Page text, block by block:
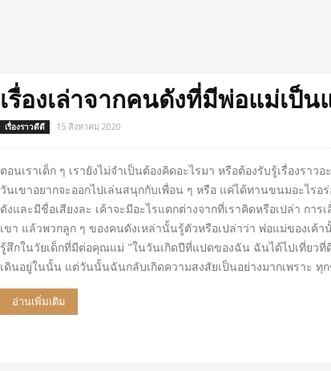
เรื่องเล่าจากคนดังที่มีพ่อแม่เป็
เรื่องราวดีดี 15 สิงหาคม 2020
ตอนเราเด็ก ๆ เรายังไม่จำเป็นต้องคิดอะไรมา หรือต้องรับรู้เรื่องร
วันเขาอยากจะออกไปเล่นสนุกกับเพื่อน ๆ หรือ แค่ได้ทานขนมอะไร
ดังและมีชื่อเสียงละ เค้าจะมีอะไรแตกต่างจากที่เราคิดหรือเปล่า ก
เขา แล้วพวกลูก ๆ ของคนดังเหล่านั้นรู้ตัวหรือเปล่าว่า พ่อแม่ของเค้
รู้สึกในวัยเด็กที่มีต่อคุณแม่ "ในวันเกิดปีที่แปดของฉัน ฉันได้ไปเที่ยว
เดินอยู่ในนั้น แต่วันนั้นฉันกลับเกิดความสงสัยเป็นอย่างมากเพราะ
อ่านเพิ่มเติม